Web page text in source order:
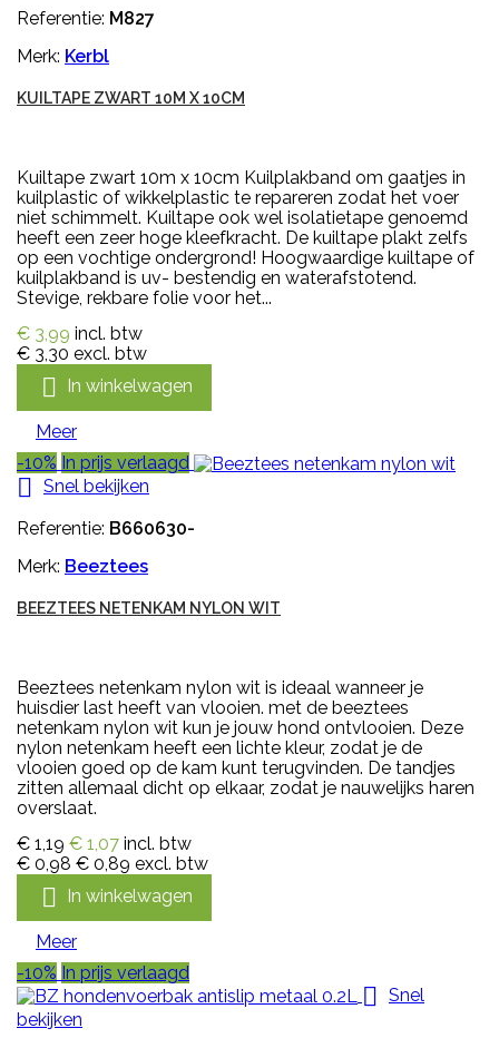
Referentie: M827
Merk: Kerbl
KUILTAPE ZWART 10M X 10CM
Kuiltape zwart 10m x 10cm Kuilplakband om gaatjes in
kuilplastic of wikkelplastic te repareren zodat het voer
niet schimmelt. Kuiltape ook wel isolatietape genoemd
heeft een zeer hoge kleefkracht. De kuiltape plakt zelfs
op een vochtige ondergrond! Hoogwaardige kuiltape of
kuilplakband is uv- bestendig en waterafstotend.
Stevige, rekbare folie voor het...
€ 3,99 incl. btw
€ 3,30 excl. btw
 In winkelwagen
Meer
-10% In prijs verlaagd
 Snel bekijken
Referentie: B660630-
Merk: Beeztees
BEEZTEES NETENKAM NYLON WIT
Beeztees netenkam nylon wit is ideaal wanneer je
huisdier last heeft van vlooien. met de beeztees
netenkam nylon wit kun je jouw hond ontvlooien. Deze
nylon netenkam heeft een lichte kleur, zodat je de
vlooien goed op de kam kunt terugvinden. De tandjes
zitten allemaal dicht op elkaar, zodat je nauwelijks haren
overslaat.
€ 1,19 € 1,07 incl. btw
€ 0,98 € 0,89 excl. btw
 In winkelwagen
Meer
-10% In prijs verlaagd
 Snel
bekijken